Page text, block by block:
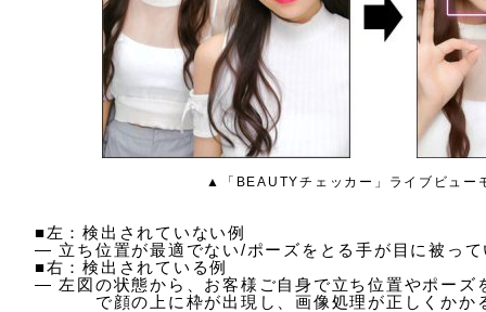
▲「BEAUTYチェッカー」ライブビュー
■左：検出されていない例
― 立ち位置が最適でない/ポーズをとる手が目に被って
■右：検出されている例
― 左図の状態から、お客様ご自身で立ち位置やポーズ
で顔の上に枠が出現し、画像処理が正しくかか